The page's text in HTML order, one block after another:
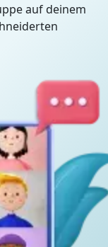
auf deinem